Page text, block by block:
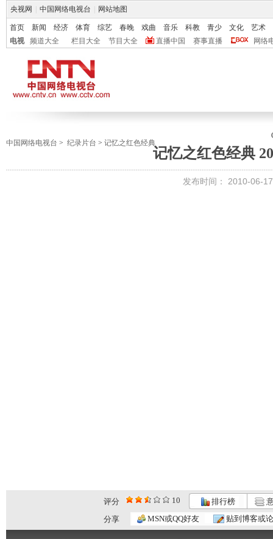
央视网 中国网络电视台 网站地图
首页 新闻 经济 体育 综艺 春晚 戏曲 音乐 科教 青少 文化
艺术
电视
频道大全 栏目大全 节目大全 直播中国 赛事直播 网络
中国网络电视台 > 纪录片台 > 记忆之红色经典
记忆之红色经典
发布时间： 2010-06-
评分 10 排行榜
分享
MSN或QQ好友 贴到博客或